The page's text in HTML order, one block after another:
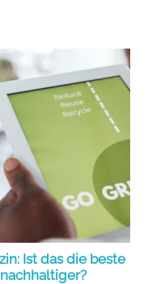
Ist das die beste